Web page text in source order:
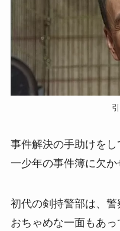
事件解決の手助けを
一少年の事件簿に欠か
初代の剣持警部は、
おちゃめな一面もあ